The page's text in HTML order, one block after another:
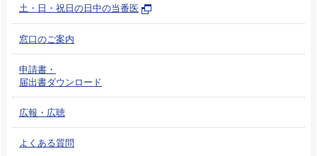
土・日・祝日の日中の当番医
窓口のご案内
申請書・
届出書ダウンロード
広報・広聴
よくある質問